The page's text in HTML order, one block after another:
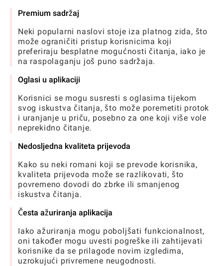
Premium sadržaj
Neki popularni naslovi stoje iza platnog zida, što
može ograničiti pristup korisnicima koji
preferiraju besplatne mogućnosti čitanja, iako je
na raspolaganju još puno sadržaja.
Oglasi u aplikaciji
Korisnici se mogu susresti s oglasima tijekom
svog iskustva čitanja, što može poremetiti protok
i uranjanje u priču, posebno za one koji više vole
neprekidno čitanje.
Nedosljedna kvaliteta prijevoda
Kako su neki romani koji se prevode korisnika,
kvaliteta prijevoda može se razlikovati, što
povremeno dovodi do zbrke ili smanjenog
iskustva čitanja.
Česta ažuriranja aplikacija
Iako ažuriranja mogu poboljšati funkcionalnost,
oni također mogu uvesti pogreške ili zahtijevati
korisnike da se prilagode novim izgledima,
uzrokujući privremene neugodnosti.